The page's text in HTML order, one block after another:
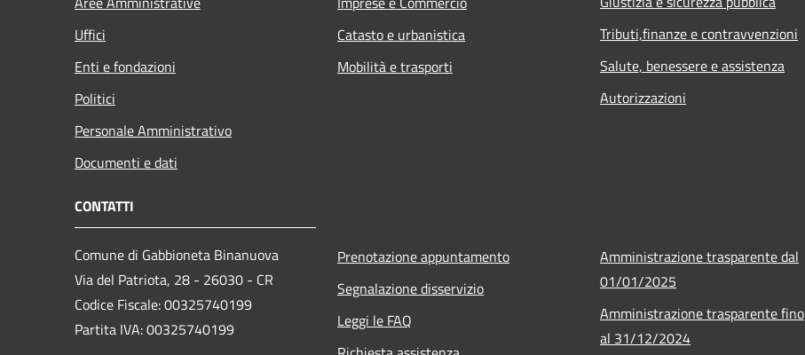
Uffici
Enti e fondazioni
Politici
Personale Amministrativo
Documenti e dati
Catasto e urbanistica
Mobilità e trasporti
Tributi,finanze e contravvenzioni
Salute, benessere e assistenza
Autorizzazioni
CONTATTI
Comune di Gabbioneta Binanuova
Via del Patriota, 28 - 26030 - CR
Codice Fiscale: 00325740199
Partita IVA: 00325740199
Prenotazione appuntamento
Segnalazione disservizio
Leggi le FAQ
Amministrazione trasparente dal
01/01/2025
Amministrazione trasparente fino
al 31/12/2024